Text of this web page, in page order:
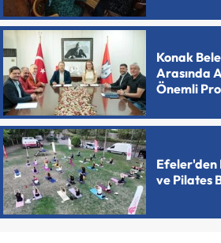
Konak
Arasında
Önemli
Efeler'den
ve Pilates